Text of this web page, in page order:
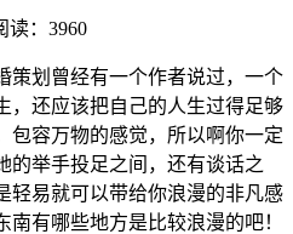
读：3960
策划曾经有一个作者说过，一个
，还应该把自己的人生过得足够
包容万物的感觉，所以啊你一定
的举手投足之间，还有谈话之
轻易就可以带给你浪漫的非凡感
有哪些地方是比较浪漫的吧！